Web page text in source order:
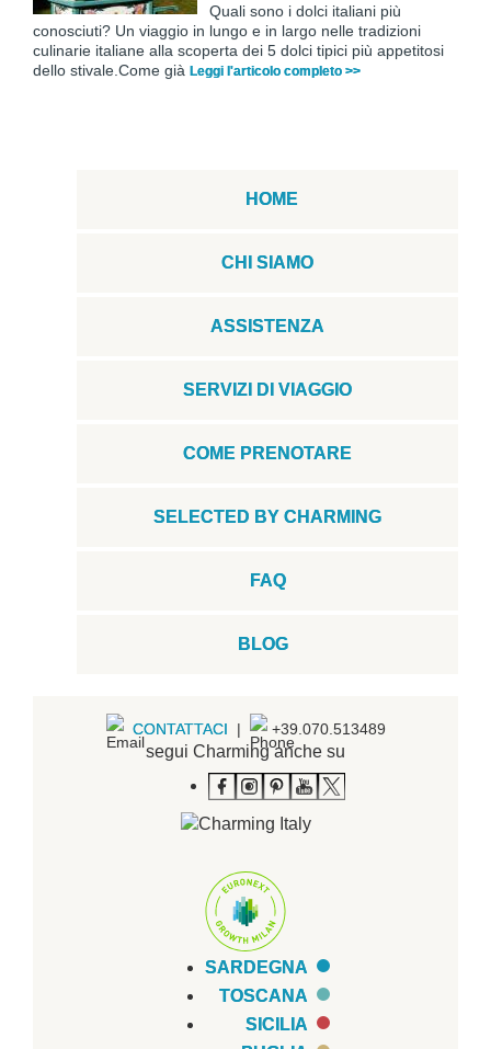
Quali sono i dolci italiani più
conosciuti? Un viaggio in lungo e in largo nelle tradizioni
culinarie italiane alla scoperta dei 5 dolci tipici più appetitosi
dello stivale.Come già Leggi l'articolo completo >>
HOME
CHI SIAMO
ASSISTENZA
SERVIZI DI VIAGGIO
COME PRENOTARE
SELECTED BY CHARMING
FAQ
BLOG
CONTATTACI | +39.070.513489
segui Charming anche su
SARDEGNA
TOSCANA
SICILIA